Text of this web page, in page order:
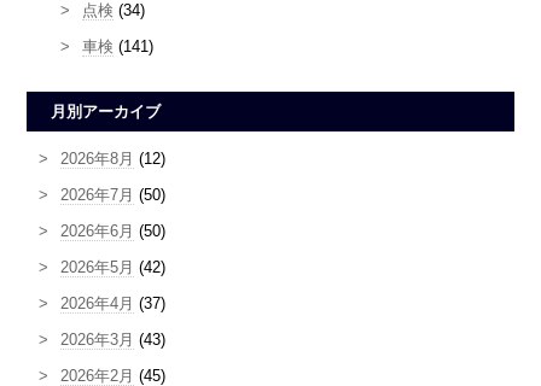
点検 (34)
車検 (141)
月別アーカイブ
2026年8月 (12)
2026年7月 (50)
2026年6月 (50)
2026年5月 (42)
2026年4月 (37)
2026年3月 (43)
2026年2月 (45)